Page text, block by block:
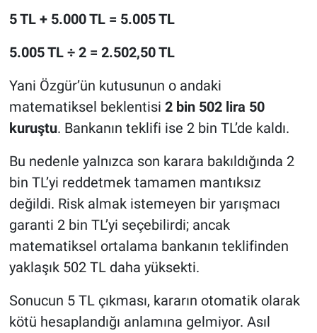
5 TL + 5.000 TL = 5.005 TL
5.005 TL ÷ 2 = 2.502,50 TL
Yani Özgür’ün kutusunun o andaki
matematiksel beklentisi 2 bin 502 lira 50
kuruştu. Bankanın teklifi ise 2 bin TL’de kaldı.
Bu nedenle yalnızca son karara bakıldığında 2
bin TL’yi reddetmek tamamen mantıksız
değildi. Risk almak istemeyen bir yarışmacı
garanti 2 bin TL’yi seçebilirdi; ancak
matematiksel ortalama bankanın teklifinden
yaklaşık 502 TL daha yüksekti.
Sonucun 5 TL çıkması, kararın otomatik olarak
kötü hesaplandığı anlamına gelmiyor. Asıl